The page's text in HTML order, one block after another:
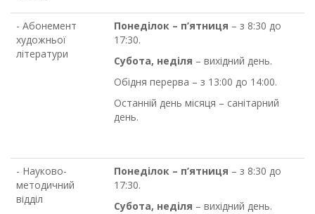
- Абонемент
художньої
літератури
Понеділок – п’ятниця – з 8:30 до
17:30.
Субота, неділя – вихідний день.
Обідня перерва – з 13:00 до 14:00.
Останній день місяця – санітарний
день.
- Науково-
методичний
відділ
Понеділок – п’ятниця – з 8:30 до
17:30.
Субота, неділя – вихідний день.